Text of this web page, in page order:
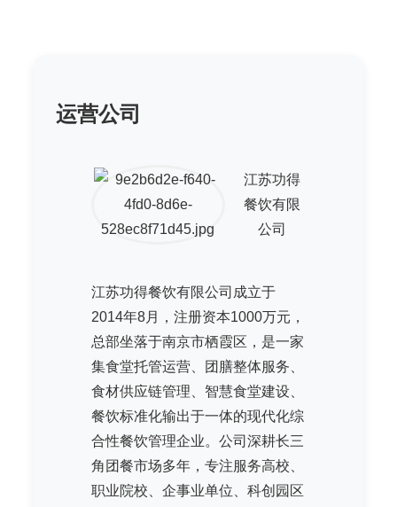
运营公司
江苏功得
餐饮有限
公司
江苏功得餐饮有限公司成立于
2014年8月，注册资本1000万元，
总部坐落于南京市栖霞区，是一家
集食堂托管运营、团膳整体服务、
食材供应链管理、智慧食堂建设、
餐饮标准化输出于一体的现代化综
合性餐饮管理企业。公司深耕长三
角团餐市场多年，专注服务高校、
职业院校、企事业单位、科创园区